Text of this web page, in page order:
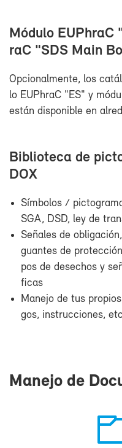
Mó­du­lo
raC "SDS Main
Op­cio­nal­men­te, los
lo EUPh­raC "ES" y
es­tán dis­po­ni­ble en
Bi­blio­te­ca de
DOX
Sím­bo­los /
SGA, DSD, ley de
Se­ña­les de
guan­tes de
pos de de­se­chos y
fi­cas
Ma­ne­jo de tus
gos, ins­truc­cio­nes,
Ma­ne­jo de